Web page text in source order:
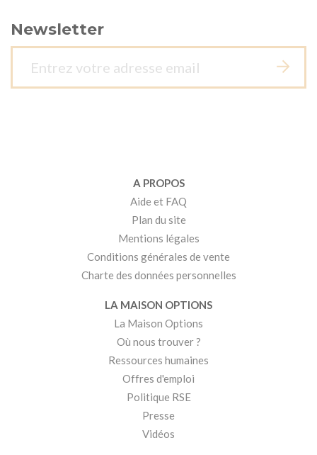
Newsletter
A PROPOS
Aide et FAQ
Plan du site
Mentions légales
Conditions générales de vente
Charte des données personnelles
LA MAISON OPTIONS
La Maison Options
Où nous trouver ?
Ressources humaines
Offres d'emploi
Politique RSE
Presse
Vidéos